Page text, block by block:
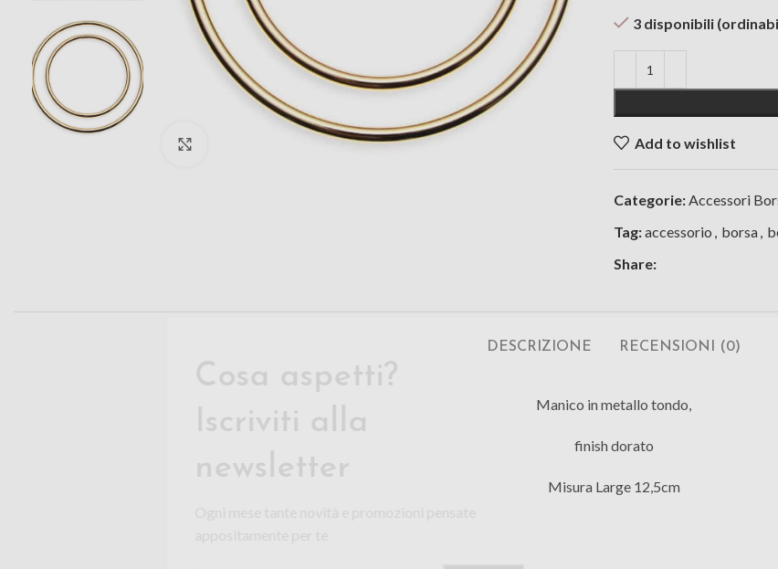
Cosa aspetti?
Iscriviti alla newsletter
Ogni mese tante novità e promozioni
3 disponibili
Add to wishlist
Categorie:Accessori
Tag:accessorio , borsa,
Share:
DESCRIZIONE RECENSIONI (0)
Manico in metallo tondo,
finish dorato
Misura Large 12,5cm